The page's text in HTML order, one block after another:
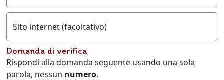
Sito internet (facoltativo)
Domanda di verifica
Rispondi alla domanda seguente usando una sola
parola, nessun numero.